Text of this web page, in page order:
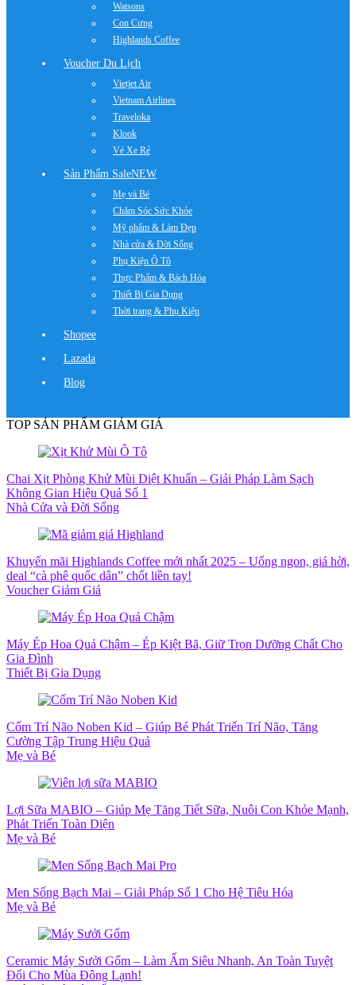
Watsons
Con Cưng
Highlands Coffee
Voucher Du Lịch
Vietjet Air
Vietnam Airlines
Traveloka
Klook
Vé Xe Rẻ
Sản Phẩm SaleNEW
Mẹ và Bé
Chăm Sóc Sức Khỏe
Mỹ phẩm & Làm Đẹp
Nhà cửa & Đời Sống
Phụ Kiện Ô Tô
Thực Phẩm & Bách Hóa
Thiết Bị Gia Dụng
Thời trang & Phụ Kiện
Shopee
Lazada
Blog
TOP SẢN PHẨM GIẢM GIÁ
Chai Xịt Phòng Khử Mùi Diệt Khuẩn – Giải Pháp Làm Sạch
Không Gian Hiệu Quả Số 1
Nhà Cửa và Đời Sống
Khuyến mãi Highlands Coffee mới nhất 2025 – Uống ngon, giá hời,
deal “cà phê quốc dân” chốt liền tay!
Voucher Giảm Giá
Máy Ép Hoa Quả Chậm – Ép Kiệt Bã, Giữ Trọn Dưỡng Chất Cho
Gia Đình
Thiết Bị Gia Dụng
Cốm Trí Não Noben Kid – Giúp Bé Phát Triển Trí Não, Tăng
Cường Tập Trung Hiệu Quả
Mẹ và Bé
Lợi Sữa MABIO – Giúp Mẹ Tăng Tiết Sữa, Nuôi Con Khỏe Mạnh,
Phát Triển Toàn Diện
Mẹ và Bé
Men Sống Bạch Mai – Giải Pháp Số 1 Cho Hệ Tiêu Hóa
Mẹ và Bé
Ceramic Máy Sưởi Gốm – Làm Ấm Siêu Nhanh, An Toàn Tuyệt
Đối Cho Mùa Đông Lạnh!